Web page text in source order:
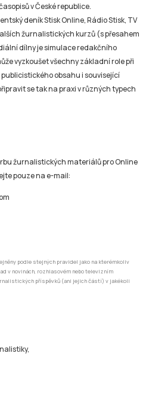
v České republice.
deník Stisk Online, Rádio Stisk, TV
žurnalistických kurzů (s přesahem
dílny je simulace redakčního
vyzkoušet všechny základní role při
obsahu i související
se tak na praxi v různých typech
žurnalistických materiálů pro Online
pouze na e-mail:
podle stejných pravidel jako na kterémkoliv
v novinách, rozhlasovém nebo televizním
příspěvků (ani jejich částí) v jakékoli